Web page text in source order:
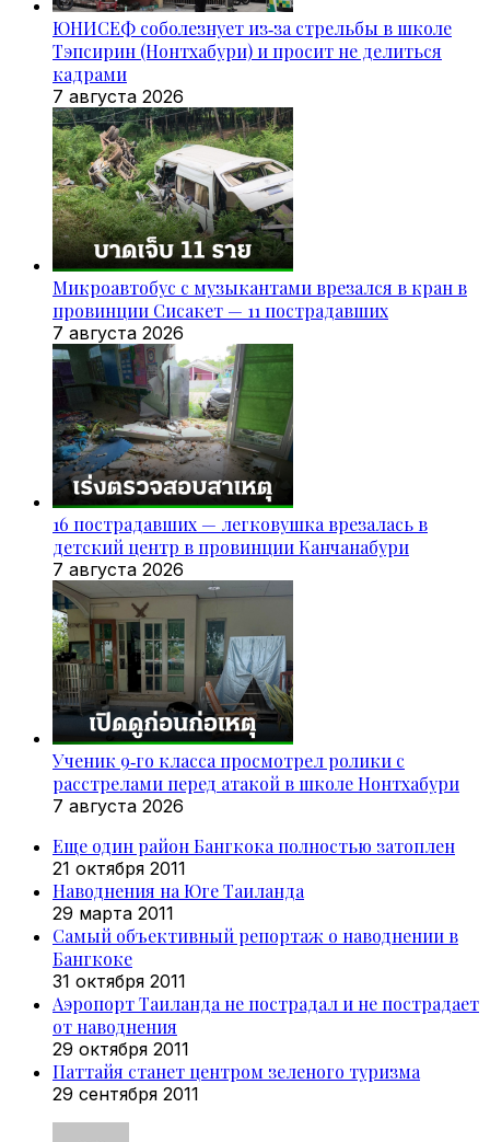
ЮНИСЕФ соболезнует из‑за стрельбы в школе
Тэпсирин (Нонтхабури) и просит не делиться
кадрами
7 августа 2026
Микроавтобус с музыкантами врезался в кран в
провинции Сисакет — 11 пострадавших
7 августа 2026
16 пострадавших — легковушка врезалась в
детский центр в провинции Канчанабури
7 августа 2026
Ученик 9‑го класса просмотрел ролики с
расстрелами перед атакой в школе Нонтхабури
7 августа 2026
Еще один район Бангкока полностью затоплен
21 октября 2011
Наводнения на Юге Таиланда
29 марта 2011
Самый объективный репортаж о наводнении в
Бангкоке
31 октября 2011
Аэропорт Таиланда не пострадал и не пострадает
от наводнения
29 октября 2011
Паттайя станет центром зеленого туризма
29 сентября 2011